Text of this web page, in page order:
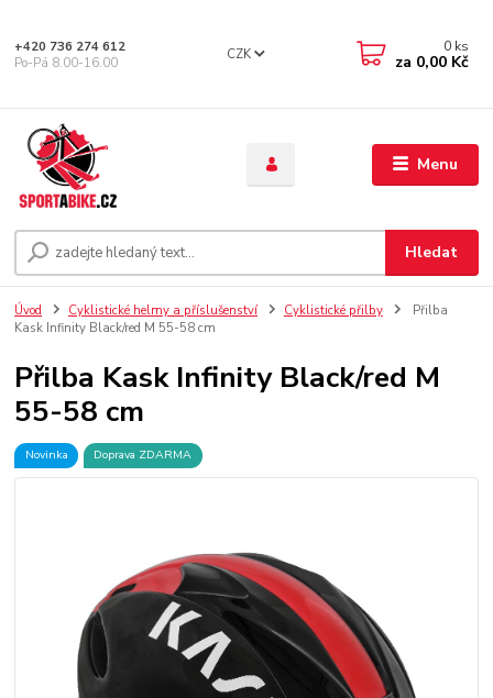
Menu
CZK
Hledat
+420 736 274 612
Po-Pá 8.00-16.00
0 ks
za 0,00 Kč
Úvod Cyklistické helmy a příslušenství Cyklistické přilby
Přilba
Kask Infinity Black/red M 55-58 cm
Přilba Kask Infinity Black/red M
55-58 cm
Novinka Doprava ZDARMA